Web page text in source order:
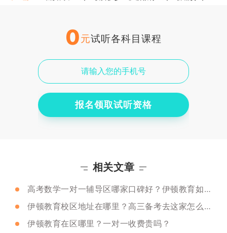
0元试听各科目课程
报名领取试听资格
相关文章
高考数学一对一辅导区哪家口碑好？伊顿教育如何？
伊顿教育校区地址在哪里？高三备考去这家怎么样？
伊顿教育在区哪里？一对一收费贵吗？